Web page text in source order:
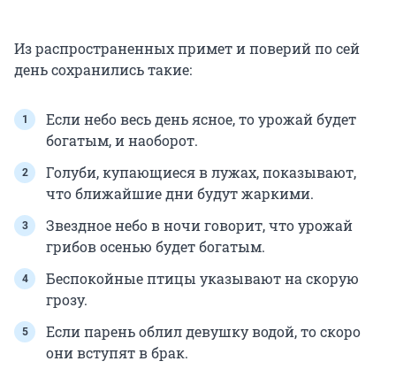
Из распространенных примет и поверий по сей
день сохранились такие:
Если небо весь день ясное, то урожай будет
богатым, и наоборот.
Голуби, купающиеся в лужах, показывают,
что ближайшие дни будут жаркими.
Звездное небо в ночи говорит, что урожай
грибов осенью будет богатым.
Беспокойные птицы указывают на скорую
грозу.
Если парень облил девушку водой, то скоро
они вступят в брак.